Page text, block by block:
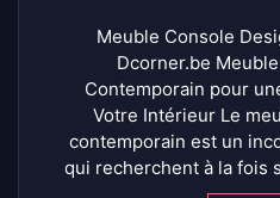
Meuble Console
Dcorner.be
Contemporain pour
Votre Intérieur Le
contemporain est un
qui recherchent à la fois